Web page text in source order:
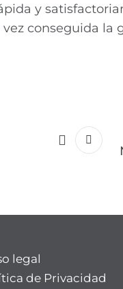
y
conseguida la
legal
de Privacidad